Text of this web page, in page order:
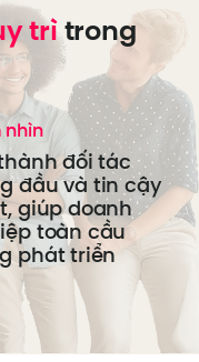
trìtrong
nhìn
đối tác
đầu và tin cậy
giúp doanh
toàn cầu
phát triển